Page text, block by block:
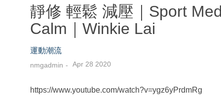
靜修 輕鬆 減壓｜Sport
Calm｜Winkie Lai
運動潮流
nmgadmin Apr 28 2020
https://www.youtube.com/watch?v=ygz6yPrdmRg